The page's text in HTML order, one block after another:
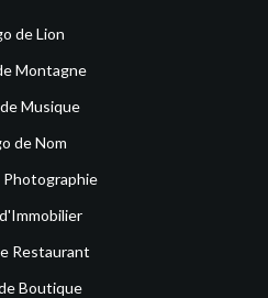
de Lion
Montagne
Musique
de Nom
Photographie
Restaurant
Boutique